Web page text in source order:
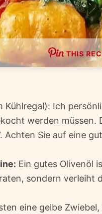
THIS
Kühlregal): Ich
werden müssen.
Achten Sie auf eine
Ein gutes Olivenöl
sondern verleiht
eine gelbe